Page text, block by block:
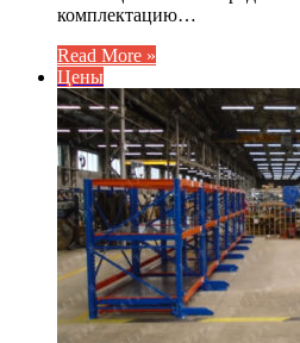
комплектацию…
Read More »
Цены